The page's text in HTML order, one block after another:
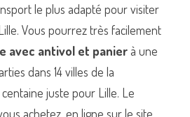
le plus adapté pour visiter
avec antivol et panier à une
dans 14 villes de la
juste pour Lille. Le
achetez, en ligne sur le site